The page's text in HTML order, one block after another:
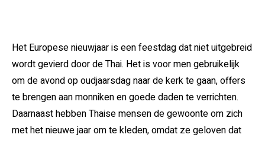
Het Europese nieuwjaar is een feestdag dat niet uitgebreid
wordt gevierd door de Thai. Het is voor men gebruikelijk
om de avond op oudjaarsdag naar de kerk te gaan, offers
te brengen aan monniken en goede daden te verrichten.
Daarnaast hebben Thaise mensen de gewoonte om zich
met het nieuwe jaar om te kleden, omdat ze geloven dat